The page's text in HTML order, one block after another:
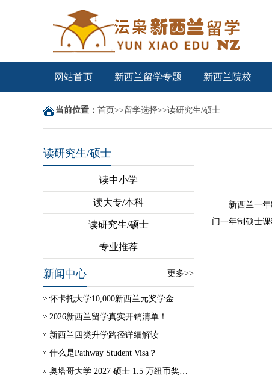
网站首页 新西兰留学专题 新西兰院校
当前位置： 首页>>留学选择>>读研究生/硕士
读研究生/硕士
读中小学
读大专/本科
读研究生/硕士
专业推荐
新闻中心 更多>>
怀卡托大学10,000新西兰元奖学金
2026新西兰留学真实开销清单！
新西兰四类升学路径详细解读
什么是Pathway Student Visa？
奥塔哥大学 2027 硕士 1.5 万纽币奖学金自动授予
新西兰一年制
门一年制硕士课